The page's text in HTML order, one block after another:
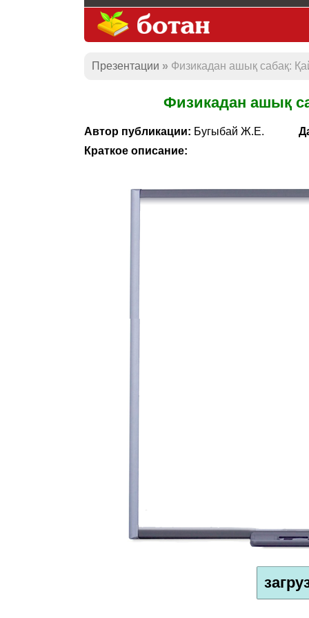
Презентации Физикадан ашық сабақ:
Физикадан ашық
Автор публикации: Бугыбай Ж.Е.
Краткое описание: